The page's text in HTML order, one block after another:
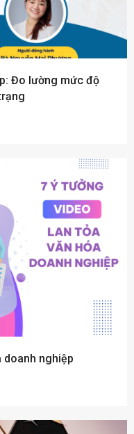
Đo lường mức độ
doanh nghiệp